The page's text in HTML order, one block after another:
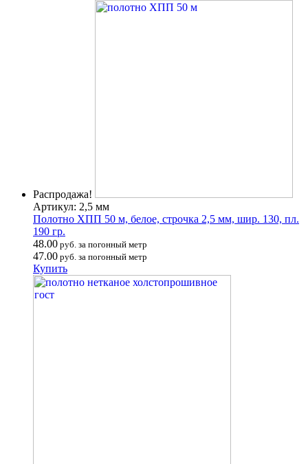
Распродажа!
Артикул: 2,5 мм
Полотно ХПП 50 м, белое, строчка 2,5 мм, шир. 130, пл.
190 гр.
48.00 руб. за погонный метр
47.00 руб. за погонный метр
Купить